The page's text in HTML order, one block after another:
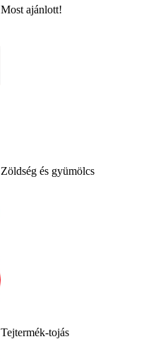
Most ajánlott!
Zöldség és gyümölcs
Tejtermék-tojás